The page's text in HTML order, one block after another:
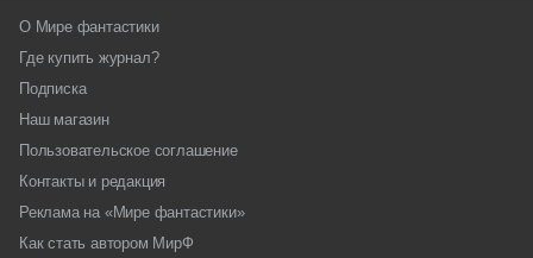
О Мире фантастики
Где купить журнал?
Подписка
Наш магазин
Пользовательское соглашение
Контакты и редакция
Реклама на «Мире фантастики»
Как стать автором МирФ